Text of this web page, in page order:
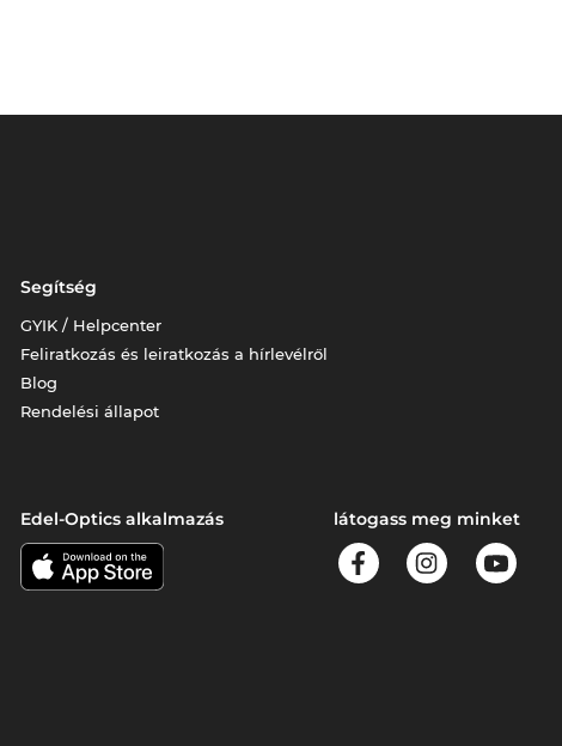
Segítség
GYIK / Helpcenter
Feliratkozás és leiratkozás a hírlevélről
Blog
Rendelési állapot
Edel-Optics alkalmazás látogass meg minket